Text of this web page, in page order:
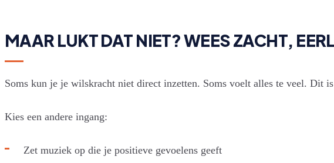
MAAR LUKT DAT NIET? WEES ZACHT,
Soms kun je je wilskracht niet direct inzetten. Soms voelt alles te veel. Dit
Kies een andere ingang:
Zet muziek op die je positieve gevoelens geeft